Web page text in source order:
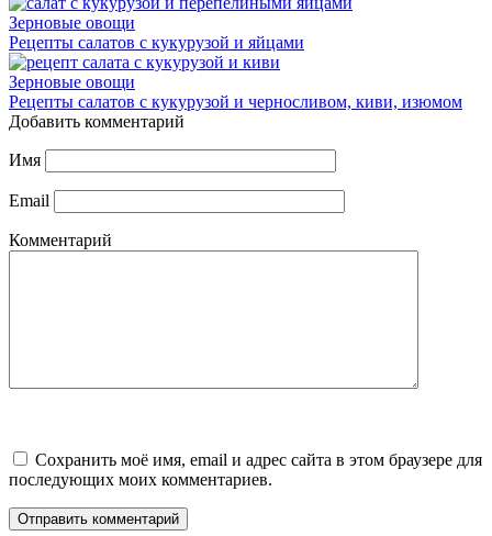
Зерновые овощи
Рецепты салатов с кукурузой и яйцами
Зерновые овощи
Рецепты салатов с кукурузой и черносливом, киви, изюмом
Добавить комментарий
Имя
Email
Комментарий
Сохранить моё имя, email и адрес сайта в этом браузере для
последующих моих комментариев.